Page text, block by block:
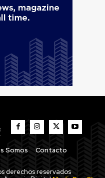
Somos Contacto
derechos reservados